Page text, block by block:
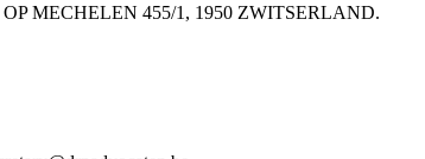
MECHELEN 455/1, 1950 ZWITSERLAND.